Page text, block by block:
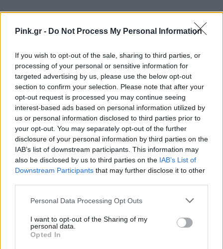
Pink.gr - Do Not Process My Personal Information
If you wish to opt-out of the sale, sharing to third parties, or
processing of your personal or sensitive information for
targeted advertising by us, please use the below opt-out
section to confirm your selection. Please note that after your
opt-out request is processed you may continue seeing
interest-based ads based on personal information utilized by
us or personal information disclosed to third parties prior to
your opt-out. You may separately opt-out of the further
disclosure of your personal information by third parties on the
IAB’s list of downstream participants. This information may
also be disclosed by us to third parties on the IAB’s List of
Downstream Participants that may further disclose it to other
Personal Data Processing Opt Outs
I want to opt-out of the Sharing of my
personal data.
Opted In
ΔΙΑΦΗΜΙΣΗ